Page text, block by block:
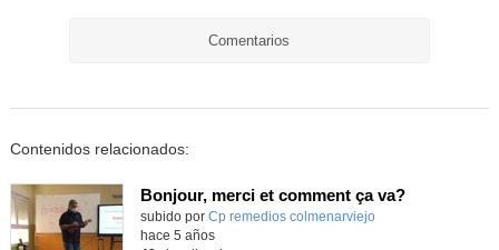
Comentarios
Contenidos relacionados:
Bonjour, merci et comment ça va?
Contenido educativo.
subido por Cp remedios colmenarviejo-
hace 5 años